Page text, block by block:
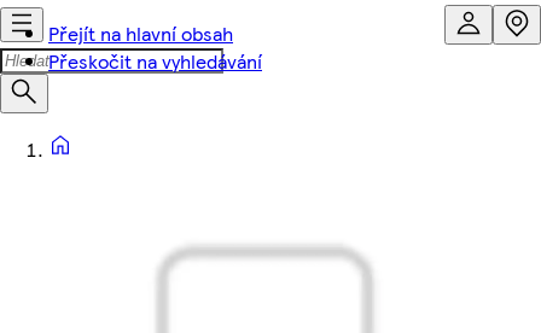
Přejít na hlavní obsah
Přeskočit na vyhledávání